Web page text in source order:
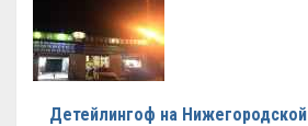
Детейлингоф на Нижегородской